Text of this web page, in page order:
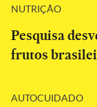
NUTRIÇÃO
Pesquisa
frutos
AUTOCUIDADO